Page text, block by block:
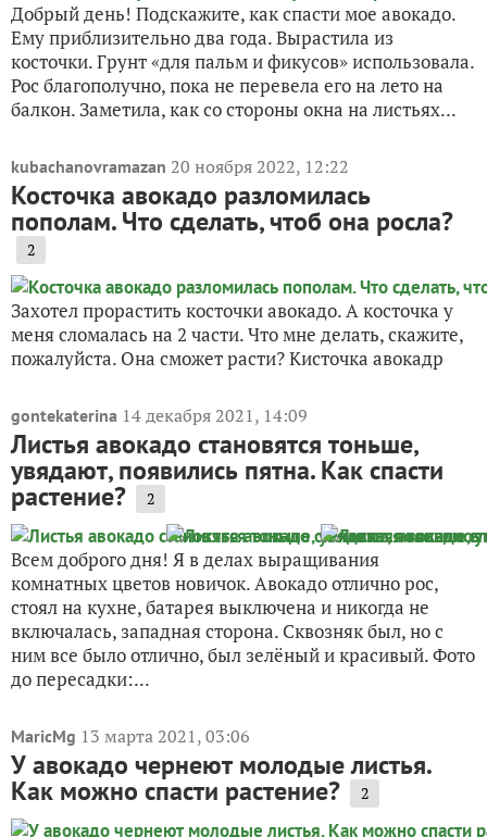
Добрый день! Подскажите, как спасти мое авокадо.
Ему приблизительно два года. Вырастила из
косточки. Грунт «для пальм и фикусов» использовала.
Рос благополучно, пока не перевела его на лето на
балкон. Заметила, как со стороны окна на листьях...
kubachanovramazan 20 ноября 2022, 12:22
Косточка авокадо разломилась
пополам. Что сделать, чтоб она росла?
2
Захотел прорастить косточки авокадо. А косточка у
меня сломалась на 2 части. Что мне делать, скажите,
пожалуйста. Она сможет расти? Кисточка авокадр
gontekaterina 14 декабря 2021, 14:09
Листья авокадо становятся тоньше,
увядают, появились пятна. Как спасти
растение? 2
Всем доброго дня! Я в делах выращивания
комнатных цветов новичок. Авокадо отлично рос,
стоял на кухне, батарея выключена и никогда не
включалась, западная сторона. Сквозняк был, но с
ним все было отлично, был зелёный и красивый. Фото
до пересадки:...
MaricMg 13 марта 2021, 03:06
У авокадо чернеют молодые листья.
Как можно спасти растение? 2